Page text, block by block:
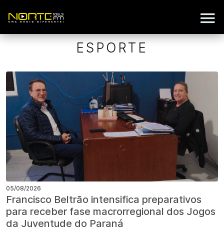
ESPORTE
05/08/2026
Francisco Beltrão intensifica preparativos
para receber fase macrorregional dos Jogos
da Juventude do Paraná